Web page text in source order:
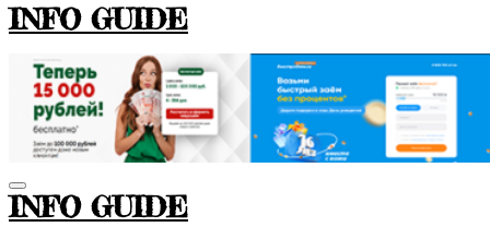
INFO GUIDE
INFO GUIDE